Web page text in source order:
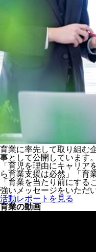
育業に率先して取り組む
事として公開しています。
「育児を理由にキャリア
ら育業支援は必然」「育
「育業を当たり前にする
強いメッセージをいただ
活動レポートを見る
育業の動画